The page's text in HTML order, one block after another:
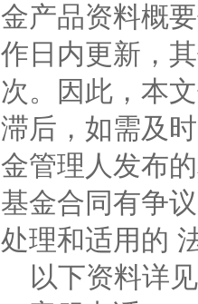
金产品资料概
作日内更新，
次。因此，本
滞后，如需及
金管理人发布
基金合同有争
处理和适用的
以下资料详见